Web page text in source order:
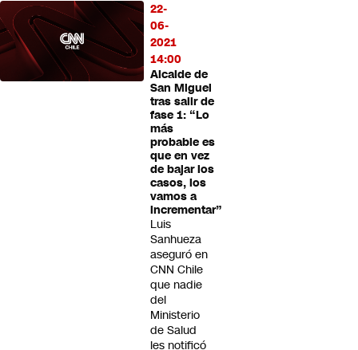
22-
06-
2021
14:00
Alcalde de
San Miguel
tras salir de
fase 1: “Lo
más
probable es
que en vez
de bajar los
casos, los
vamos a
incrementar”
Luis
Sanhueza
aseguró en
CNN Chile
que nadie
del
Ministerio
de Salud
les notificó